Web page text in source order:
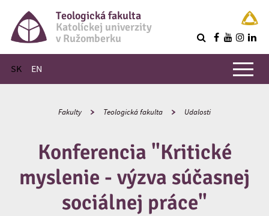
Teologická fakulta
Katolíckej univerzity
v Ružomberku
SK EN
Hlavné menu
Fakulty Teologická fakulta Udalosti
Konferencia "Kritické
myslenie - výzva súčasnej
sociálnej práce"